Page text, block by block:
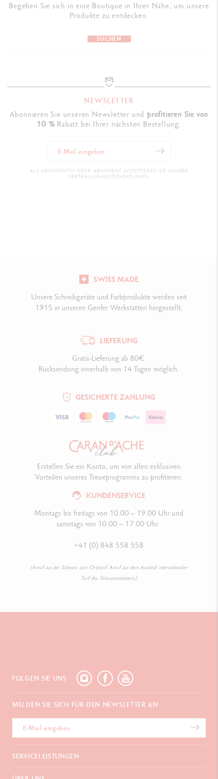
Begeben Sie sich in eine Boutique in Ihrer Nähe, um unsere
Produkte zu entdecken.
SUCHEN
NEWSLETTER
Abonnieren Sie unseren Newsletter undprofitieren Sie von
10 %Rabatt bei Ihrer nächsten Bestellung.
ALS ABONNENTIN ODER ABONNENT AKZEPTIEREN SIE UNSERE
VERTRAULICHKEITSRICHTLINIEN.
SWISS MADE
Unsere Schreibgeräte und Farbprodukte werden seit
1915 in unseren Genfer Werkstätten hergestellt.
LIEFERUNG
Gratis-Lieferung ab 80€.
Rücksendung innerhalb von 14 Tagen möglich.
GESICHERTE ZAHLUNG
KUNDENSERVICE
Montags bis freitags von 10.00 – 19.00 Uhr und
samstags von 10.00 – 17.00 Uhr.
+41 (0) 848 558 558
(Anruf aus der Schweiz: zum Ortstarif. Anruf aus dem Ausland: internationaler
Tarif des Telecomanbieters.)
Erstellen Sie ein Konto, um von allen exklusiven
Vorteilen unseres Treueprogramms zu profitieren.
FOLGEN SIE UNS
MELDEN SIE SICH FÜR DEN NEWSLETTER AN
SERVICELEISTUNGEN
E-Geschenkgutschein